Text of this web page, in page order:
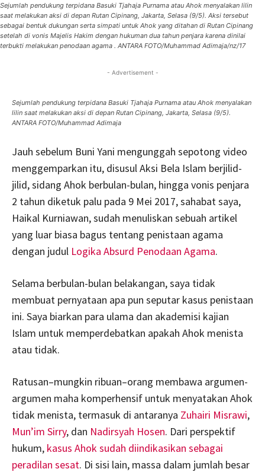
Sejumlah pendukung terpidana Basuki Tjahaja Purnama atau Ahok menyalakan lilin
saat melakukan aksi di depan Rutan Cipinang, Jakarta, Selasa (9/5). Aksi tersebut
sebagai bentuk dukungan serta simpati untuk Ahok yang ditahan di Rutan Cipinang
setelah di vonis Majelis Hakim dengan hukuman dua tahun penjara karena dinilai
terbukti melakukan penodaan agama . ANTARA FOTO/Muhammad Adimaja/nz/17
- Advertisement -
Sejumlah pendukung terpidana Basuki Tjahaja Purnama atau Ahok menyalakan
lilin saat melakukan aksi di depan Rutan Cipinang, Jakarta, Selasa (9/5).
ANTARA FOTO/Muhammad Adimaja
Jauh sebelum Buni Yani mengunggah sepotong video
menggemparkan itu, disusul Aksi Bela Islam berjilid-
jilid, sidang Ahok berbulan-bulan, hingga vonis penjara
2 tahun diketuk palu pada 9 Mei 2017, sahabat saya,
Haikal Kurniawan, sudah menuliskan sebuah artikel
yang luar biasa bagus tentang penistaan agama
dengan judul Logika Absurd Penodaan Agama.
Selama berbulan-bulan belakangan, saya tidak
membuat pernyataan apa pun seputar kasus penistaan
ini. Saya biarkan para ulama dan akademisi kajian
Islam untuk memperdebatkan apakah Ahok menista
atau tidak.
Ratusan–mungkin ribuan–orang membawa argumen-
argumen maha komperhensif untuk menyatakan Ahok
tidak menista, termasuk di antaranya Zuhairi Misrawi,
Mun’im Sirry, dan Nadirsyah Hosen. Dari perspektif
hukum, kasus Ahok sudah diindikasikan sebagai
peradilan sesat. Di sisi lain, massa dalam jumlah besar